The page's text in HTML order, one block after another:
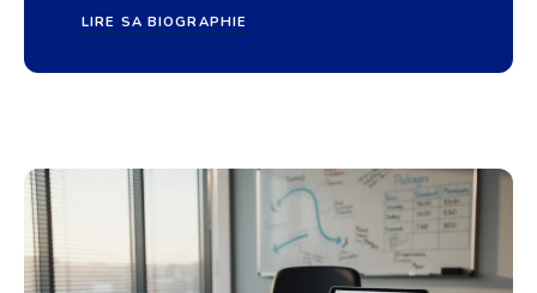
LIRE SA BIOGRAPHIE